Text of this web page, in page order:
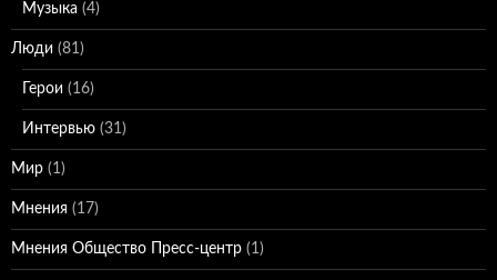
Музыка (4)
Люди (81)
Герои (16)
Интервью (31)
Мир (1)
Мнения (17)
Мнения Общество Пресс-центр (1)